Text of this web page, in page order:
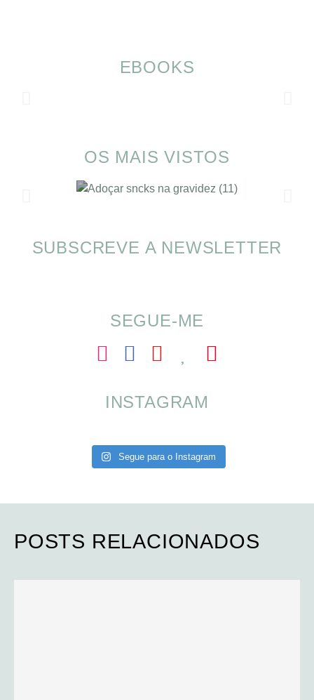
EBOOKS
OS MAIS VISTOS
SOMP (SOP): 5 Ideias de Pequenos Almoços
SUBSCREVE A NEWSLETTER
SEGUE-ME
INSTAGRAM
Segue para o Instagram
POSTS RELACIONADOS